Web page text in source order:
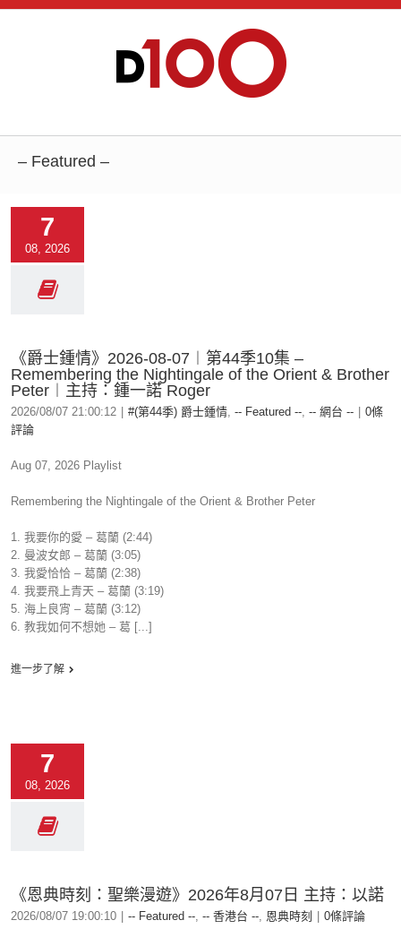
– Featured –
7
08, 2026
《爵士鍾情》2026-08-07︱第44季10集 –
Remembering the Nightingale of the Orient & Brother
Peter︱主持：鍾一諾 Roger
2026/08/07 21:00:12 #(第44季) 爵士鍾情, -- Featured --, -- 網台 --
0條
評論
Aug 07, 2026 Playlist
Remembering the Nightingale of the Orient & Brother Peter
1. 我要你的愛 – 葛蘭 (2:44)
2. 曼波女郎 – 葛蘭 (3:05)
3. 我愛恰恰 – 葛蘭 (2:38)
4. 我要飛上青天 – 葛蘭 (3:19)
5. 海上良宵 – 葛蘭 (3:12)
6. 教我如何不想她 – 葛 [...]
進一步了解
7
08, 2026
《恩典時刻：聖樂漫遊》2026年8月07日 主持：以諾
2026/08/07 19:00:10 -- Featured --, -- 香港台 --, 恩典時刻 0條評論